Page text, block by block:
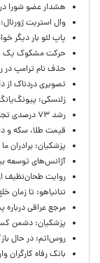
هشدار عضو شورا
وال‌ استریت
پاپ لئو بار دیگر
حرکت مشکوک یک
حذف نام ترامپ در روایت ۳ رئیس‌جمهور اسبق آمریکا
تصویری دردناک
زلنسکی:
رشد ۷۳ درصدی تجارت ایران و ترکیه در سایه محاصره دریایی
قیمت طلا، سکه و دلار
پزشکیان: برادران
آژانس‌های توسعه
روایت طحان‌نظیف از
نتانیاهو: تا
مرجع عراقی
پزشکیان: دشمن
روس‌اتم: در حال
بانک رفاه کارگران